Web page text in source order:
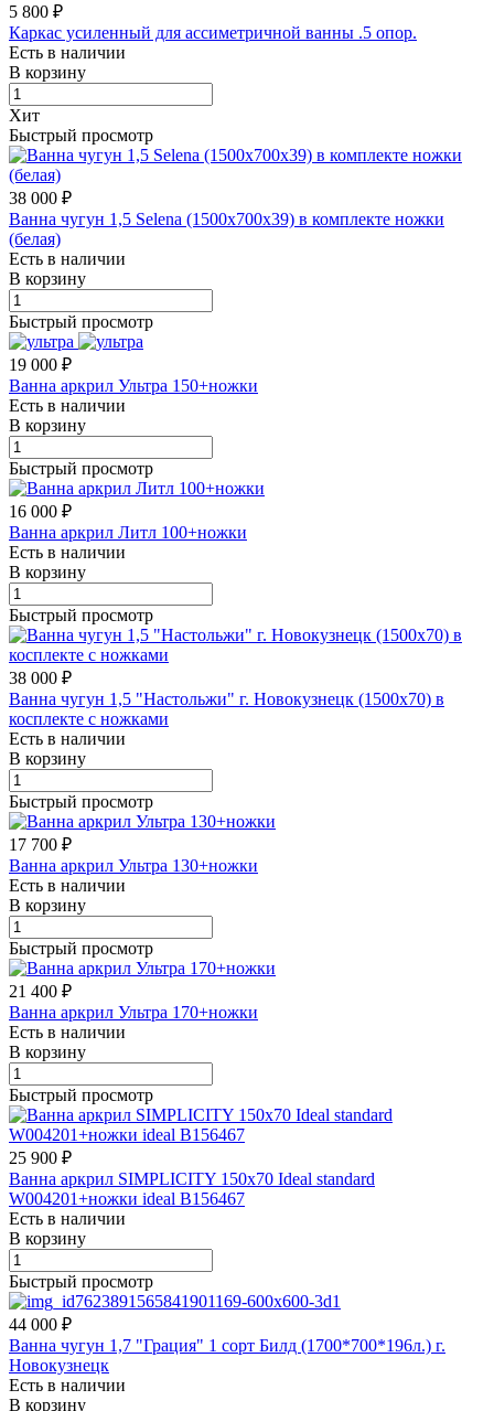
5 800 ₽
Каркас усиленный для ассиметричной ванны .5 опор.
Есть в наличии
В корзину
Хит
Быстрый просмотр
38 000 ₽
Ванна чугун 1,5 Selena (1500х700х39) в комплекте ножки
(белая)
Есть в наличии
В корзину
Быстрый просмотр
19 000 ₽
Ванна аркрил Ультра 150+ножки
Есть в наличии
В корзину
Быстрый просмотр
16 000 ₽
Ванна аркрил Литл 100+ножки
Есть в наличии
В корзину
Быстрый просмотр
38 000 ₽
Ванна чугун 1,5 "Настольжи" г. Новокузнецк (1500х70) в
косплекте с ножками
Есть в наличии
В корзину
Быстрый просмотр
17 700 ₽
Ванна аркрил Ультра 130+ножки
Есть в наличии
В корзину
Быстрый просмотр
21 400 ₽
Ванна аркрил Ультра 170+ножки
Есть в наличии
В корзину
Быстрый просмотр
25 900 ₽
Ванна аркрил SIMPLICITY 150x70 Ideal standard
W004201+ножки ideal B156467
Есть в наличии
В корзину
Быстрый просмотр
44 000 ₽
Ванна чугун 1,7 "Грация" 1 сорт Билд (1700*700*196л.) г.
Новокузнецк
Есть в наличии
В корзину